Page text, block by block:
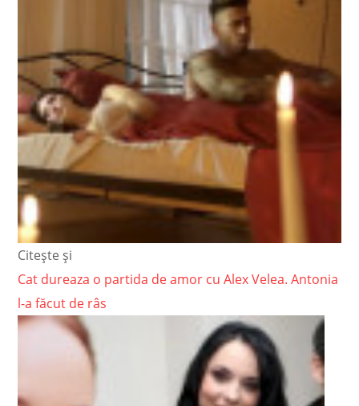
Citește și
Cat dureaza o partida de amor cu Alex Velea. Antonia
l-a făcut de râs